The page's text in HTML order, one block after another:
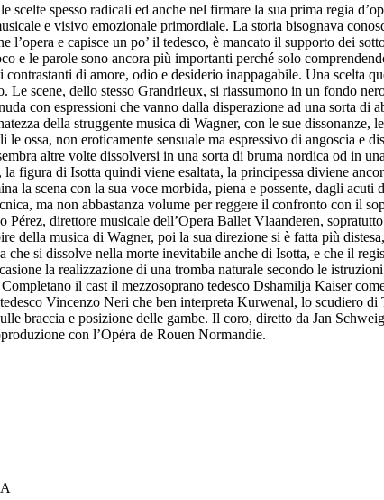
spesso radicali ed anche nel firmare la sua prima regia
e visivo emozionale primordiale. La storia bisognava
l’opera e capisce un po’ il tedesco, è mancato il supporto dei
e le parole sono ancora più importanti perché solo
di amore, odio e desiderio inappagabile. Una scelta
Le scene, dello stesso Grandrieux, si riassumono in un fondo
con espressioni che vanno dalla disperazione ad una sorta di
della struggente musica di Wagner, con le sue
ossa, non eroticamente sensuale ma espressivo di angoscia e
altre volte dissolversi in una sorta di bruma nordica od in
figura di Isotta quindi viene esaltata, la principessa diviene
la scena con la sua voce morbida, piena e possente, dagli
ma non abbastanza volume per reggere il confronto con il
direttore musicale dell’Opera Ballet Vlaanderen,
della musica di Wagner, poi la sua direzione si è fatta più
che si dissolve nella morte inevitabile anche di Isotta, e che il
la realizzazione di una tromba naturale secondo le
il cast il mezzosoprano tedesco Dshamilja Kaiser
Vincenzo Neri che ben interpreta Kurwenal, lo scudiero
braccia e posizione delle gambe. Il coro, diretto da Jan
con l’Opéra de Rouen Normandie.